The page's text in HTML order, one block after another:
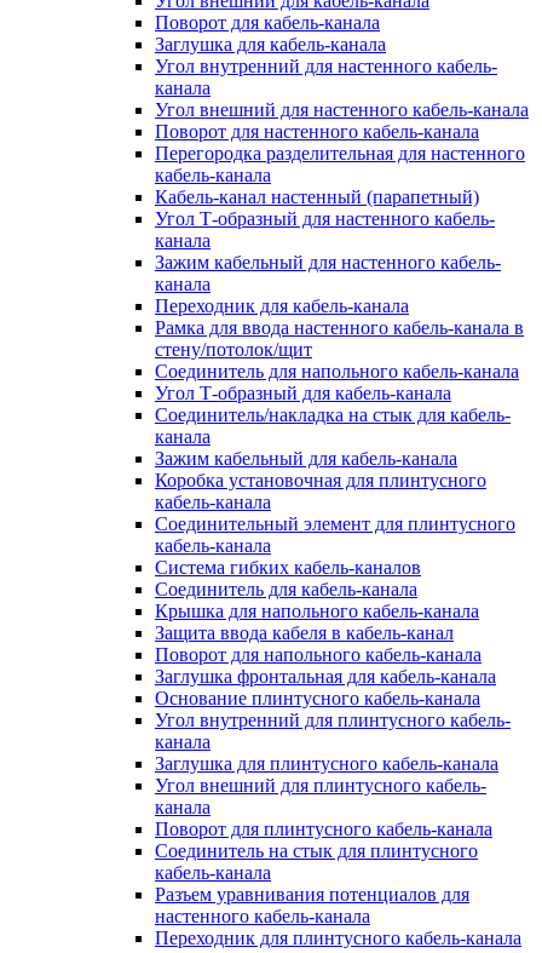
Поворот для кабель-канала
Заглушка для кабель-канала
Угол внутренний для настенного кабель-
канала
Угол внешний для настенного кабель-канала
Поворот для настенного кабель-канала
Перегородка разделительная для настенного
кабель-канала
Кабель-канал настенный (парапетный)
Угол Т-образный для настенного кабель-
канала
Зажим кабельный для настенного кабель-
канала
Переходник для кабель-канала
Рамка для ввода настенного кабель-канала в
стену/потолок/щит
Соединитель для напольного кабель-канала
Угол Т-образный для кабель-канала
Соединитель/накладка на стык для кабель-
канала
Зажим кабельный для кабель-канала
Коробка установочная для плинтусного
кабель-канала
Соединительный элемент для плинтусного
кабель-канала
Система гибких кабель-каналов
Соединитель для кабель-канала
Крышка для напольного кабель-канала
Защита ввода кабеля в кабель-канал
Поворот для напольного кабель-канала
Заглушка фронтальная для кабель-канала
Основание плинтусного кабель-канала
Угол внутренний для плинтусного кабель-
канала
Заглушка для плинтусного кабель-канала
Угол внешний для плинтусного кабель-
канала
Поворот для плинтусного кабель-канала
Соединитель на стык для плинтусного
кабель-канала
Разъем уравнивания потенциалов для
настенного кабель-канала
Переходник для плинтусного кабель-канала